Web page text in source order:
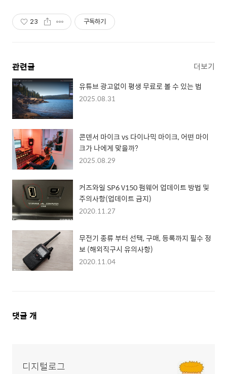
23 구독하기
관련글 더보기
유튜브 광고없이 평생 무료로 볼 수 있는 법
2025.08.31
콘덴서 마이크 vs 다이나믹 마이크, 어떤 마이
크가 나에게 맞을까?
2025.08.29
커즈와일 SP6 V150 펌웨어 업데이트 방법 및
주의사항(업데이트 금지)
2020.11.27
무전기 종류 부터 선택, 구매, 등록까지 필수 정
보 (해외직구시 유의사항)
2020.11.04
댓
댓글 개
디지털로그